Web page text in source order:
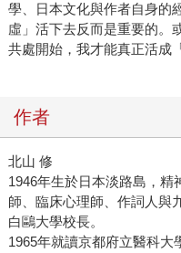
學、日本文化與作者自身的
虛」活下去反而是重要的。
共處開始，我才能真正活成
作者
北山 修
1946年生於日本淡路島，精
師、臨床心理師、作詞人與
白鷗大學校長。
1965年就讀京都府立醫科大